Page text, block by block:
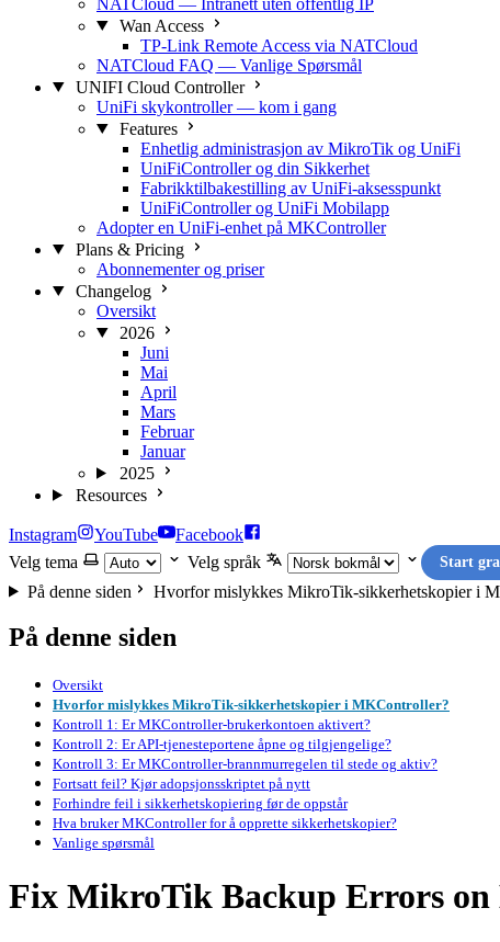
Wan Access
TP-Link Remote Access via NATCloud
NATCloud FAQ — Vanlige Spørsmål
UNIFI Cloud Controller
UniFi skykontroller — kom i gang
Features
Enhetlig administrasjon av MikroTik og UniFi
UniFiController og din Sikkerhet
Fabrikktilbakestilling av UniFi-aksesspunkt
UniFiController og UniFi Mobilapp
Adopter en UniFi-enhet på MKController
Plans & Pricing
Abonnementer og priser
Changelog
Oversikt
2026
Juni
Mai
April
Mars
Februar
Januar
2025
Resources
Instagram YouTube
Facebook
Velg tema
Velg språk Start
På denne siden Hvorfor mislykkes MikroTik-sikkerhetskopier i
På denne siden
Oversikt
Hvorfor mislykkes MikroTik-sikkerhetskopier i MKController?
Kontroll 1: Er MKController-brukerkontoen aktivert?
Kontroll 2: Er API-tjenesteportene åpne og tilgjengelige?
Kontroll 3: Er MKController-brannmurregelen til stede og aktiv?
Fortsatt feil? Kjør adopsjonsskriptet på nytt
Forhindre feil i sikkerhetskopiering før de oppstår
Hva bruker MKController for å opprette sikkerhetskopier?
Vanlige spørsmål
Fix MikroTik Backup Errors